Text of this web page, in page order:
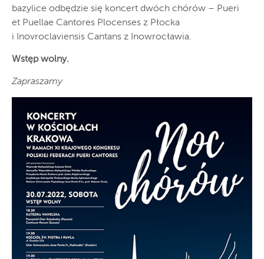
bazylice odbędzie się koncert dwóch chórów – Pueri
et Puellae Cantores Plocenses z Płocka
i Inovroclaviensis Cantans z Inowrocławia.
Wstęp wolny.
Zapraszamy